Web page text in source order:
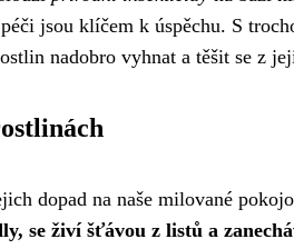
jsou klíčem k úspěchu. S
nadobro vyhnat a těšit se z
dopad na naše milované
se živí šťávou z listů a